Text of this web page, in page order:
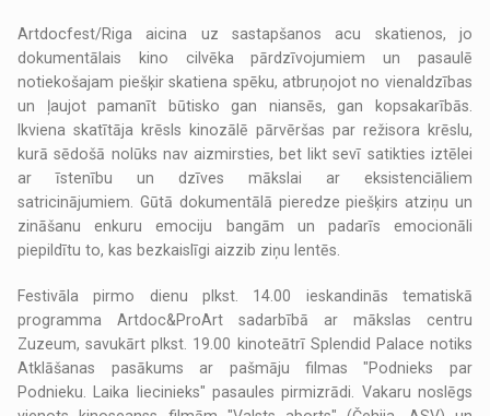
Artdocfest/Riga aicina uz sastapšanos acu skatienos, jo
dokumentālais kino cilvēka pārdzīvojumiem un pasaulē
notiekošajam piešķir skatiena spēku, atbruņojot no vienaldzības
un ļaujot pamanīt būtisko gan niansēs, gan kopsakarībās.
Ikviena skatītāja krēsls kinozālē pārvēršas par režisora krēslu,
kurā sēdošā nolūks nav aizmirsties, bet likt sevī satikties iztēlei
ar īstenību un dzīves mākslai ar eksistenciāliem
satricinājumiem. Gūtā dokumentālā pieredze piešķirs atziņu un
zināšanu enkuru emociju bangām un padarīs emocionāli
piepildītu to, kas bezkaislīgi aizzib ziņu lentēs.
Festivāla pirmo dienu plkst. 14.00 ieskandinās tematiskā
programma Artdoc&ProArt sadarbībā ar mākslas centru
Zuzeum, savukārt plkst. 19.00 kinoteātrī Splendid Palace notiks
Atklāšanas pasākums ar pašmāju filmas "Podnieks par
Podnieku. Laika liecinieks" pasaules pirmizrādi. Vakaru noslēgs